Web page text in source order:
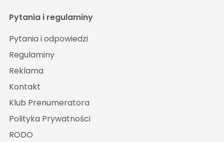
Pytania i regulaminy
Pytania i odpowiedzi
Regulaminy
Reklama
Kontakt
Klub Prenumeratora
Polityka Prywatności
RODO